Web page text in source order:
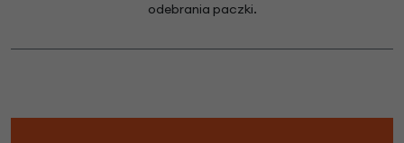
odebrania paczki.